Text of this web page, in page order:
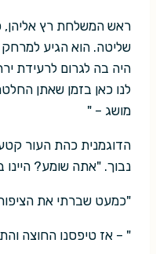
ראש המשלחת רץ אליהן,
שליטה. הוא הגיע
היה בה לגרום לרעידת
לנו כאן בזמן שאתן
מושג – "
הדוגמנית כהת העור
נבוך. "אתה שומע? היינו
"כמעט שברתי את
" – אז טיפסנו החוצה